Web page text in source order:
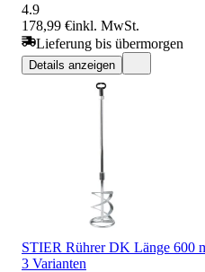
4.9
178,99 €inkl. MwSt.
Lieferung bis übermorgen
Details anzeigen
STIER Rührer DK Länge 600
3 Varianten